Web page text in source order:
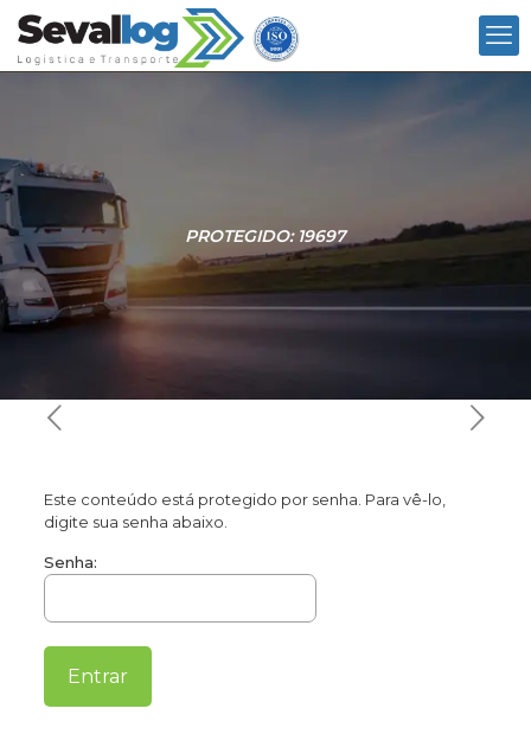
PROTEGIDO: 19697
Este conteúdo está protegido por senha. Para vê-lo,
digite sua senha abaixo.
Senha: